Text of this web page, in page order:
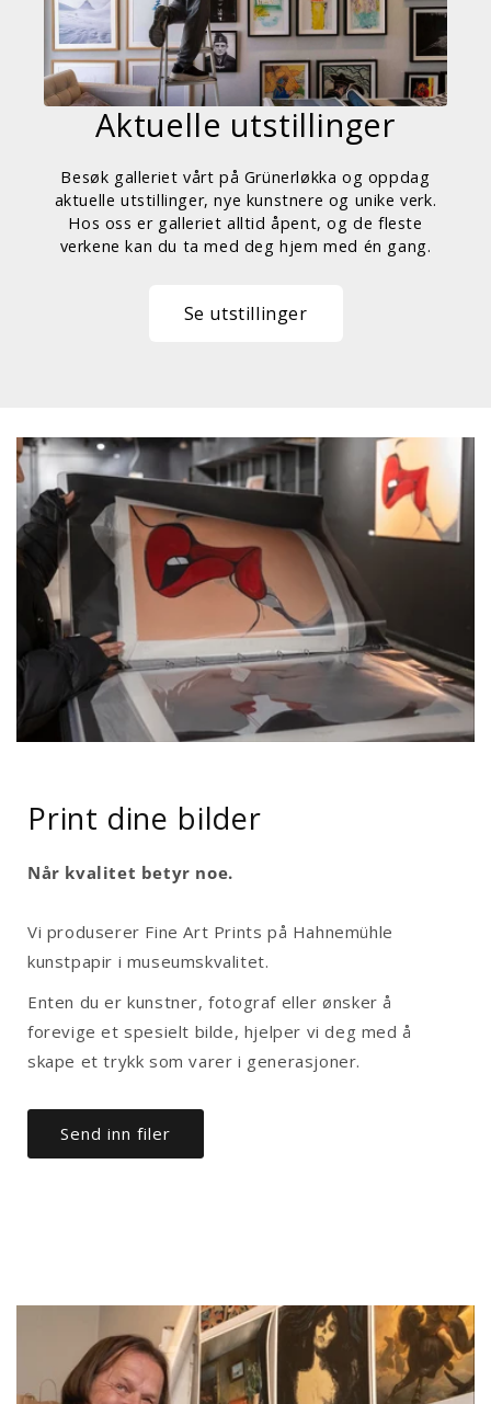
Aktuelle utstillinger
Besøk galleriet vårt på Grünerløkka og oppdag
aktuelle utstillinger, nye kunstnere og unike verk.
Hos oss er galleriet alltid åpent, og de fleste
verkene kan du ta med deg hjem med én gang.
Se utstillinger
Print dine bilder
Når kvalitet betyr noe.
Vi produserer Fine Art Prints på Hahnemühle
kunstpapir i museumskvalitet.
Enten du er kunstner, fotograf eller ønsker å
forevige et spesielt bilde, hjelper vi deg med å
skape et trykk som varer i generasjoner.
Send inn filer